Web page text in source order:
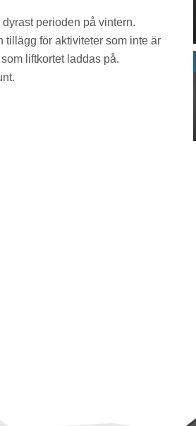
perioden på vintern.
tillägg för aktiviteter som inte är
liftkortet laddas på.